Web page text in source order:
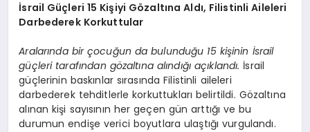
İsrail Güçleri 15 Kişiyi Gözaltına Aldı, Filistinli Aileleri
Darbederek Korkuttular
Aralarında bir çocuğun da bulunduğu 15 kişinin İsrail
güçleri tarafından gözaltına alındığı açıklandı. İsrail
güçlerinin baskınlar sırasında Filistinli aileleri
darbederek tehditlerle korkuttukları belirtildi. Gözaltına
alınan kişi sayısının her geçen gün arttığı ve bu
durumun endişe verici boyutlara ulaştığı vurgulandı.